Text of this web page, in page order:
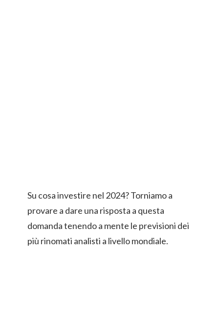
Su cosa investire nel 2024? Torniamo a
provare a dare una risposta a questa
domanda tenendo a mente le previsioni dei
più rinomati analisti a livello mondiale.